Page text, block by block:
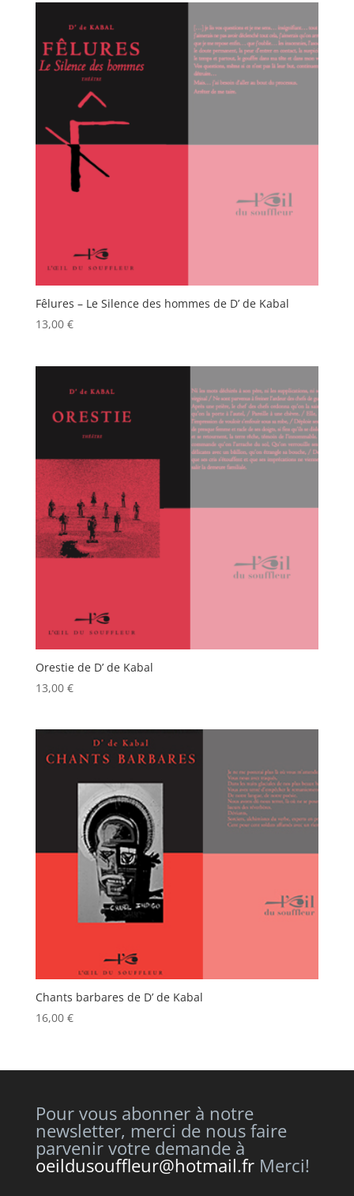
Fêlures – Le Silence des hommes de D’ de Kabal
13,00 €
Orestie de D’ de Kabal
13,00 €
Chants barbares de D’ de Kabal
16,00 €
Pour vous abonner à notre
newsletter, merci de nous faire
parvenir votre demande à
oeildusouffleur@hotmail.frMerci!